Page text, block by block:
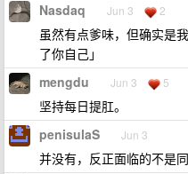
Nasdaq Jun 3 2
虽然有点爹味，但确实是
了你自己」
mengdu Jun 3 5
坚持每日提肛。
penisulaS Jun 3
并没有，反正面临的不是